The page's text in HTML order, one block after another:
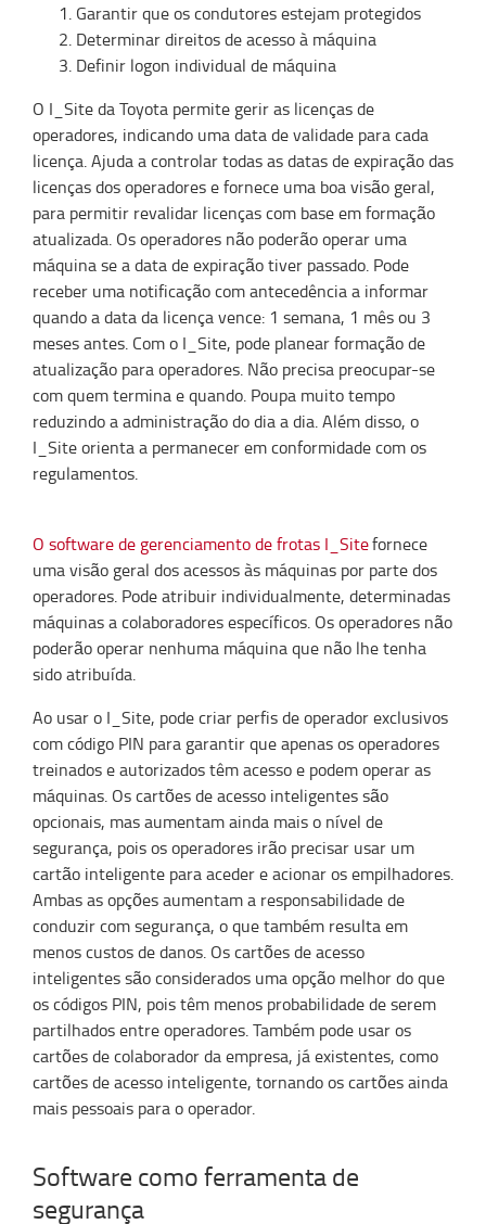
Garantir que os condutores estejam protegidos
Determinar direitos de acesso à máquina
Definir logon individual de máquina
O I_Site da Toyota permite gerir as licenças de
operadores, indicando uma data de validade para cada
licença. Ajuda a controlar todas as datas de expiração das
licenças dos operadores e fornece uma boa visão geral,
para permitir revalidar licenças com base em formação
atualizada. Os operadores não poderão operar uma
máquina se a data de expiração tiver passado. Pode
receber uma notificação com antecedência a informar
quando a data da licença vence: 1 semana, 1 mês ou 3
meses antes. Com o I_Site, pode planear formação de
atualização para operadores. Não precisa preocupar-se
com quem termina e quando. Poupa muito tempo
reduzindo a administração do dia a dia. Além disso, o
I_Site orienta a permanecer em conformidade com os
regulamentos.
O software de gerenciamento de frotas I_Sitefornece
uma visão geral dos acessos às máquinas por parte dos
operadores. Pode atribuir individualmente, determinadas
máquinas a colaboradores específicos. Os operadores não
poderão operar nenhuma máquina que não lhe tenha
sido atribuída.
Ao usar o I_Site, pode criar perfis de operador exclusivos
com código PIN para garantir que apenas os operadores
treinados e autorizados têm acesso e podem operar as
máquinas. Os cartões de acesso inteligentes são
opcionais, mas aumentam ainda mais o nível de
segurança, pois os operadores irão precisar usar um
cartão inteligente para aceder e acionar os empilhadores.
Ambas as opções aumentam a responsabilidade de
conduzir com segurança, o que também resulta em
menos custos de danos. Os cartões de acesso
inteligentes são considerados uma opção melhor do que
os códigos PIN, pois têm menos probabilidade de serem
partilhados entre operadores. Também pode usar os
cartões de colaborador da empresa, já existentes, como
cartões de acesso inteligente, tornando os cartões ainda
mais pessoais para o operador.
Software como ferramenta de
segurança